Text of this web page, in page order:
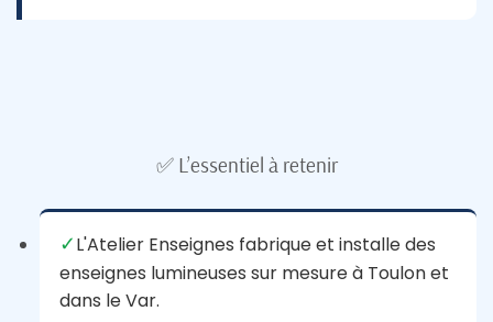
✅ L’essentiel à retenir
✓L'Atelier Enseignes fabrique et installe des
enseignes lumineuses sur mesure à Toulon et
dans le Var.